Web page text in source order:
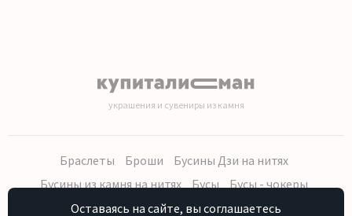
украшения и сувениры из камня
Браслеты Броши
Бусины Дзи на нитях
Бусины из камня на нитях
Бусы
Бусы - чокеры
Кольца, серьги
Кулоны Наборы (бусы, браслет, серьги)
Оставаясь на сайте, вы соглашаетесь